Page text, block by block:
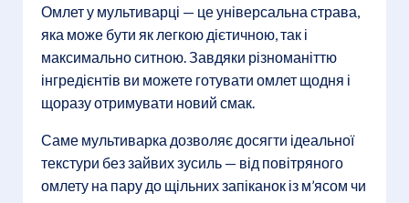
Омлет у мультиварці — це універсальна страва,
яка може бути як легкою дієтичною, так і
максимально ситною. Завдяки різноманіттю
інгредієнтів ви можете готувати омлет щодня і
щоразу отримувати новий смак.
Саме мультиварка дозволяє досягти ідеальної
текстури без зайвих зусиль — від повітряного
омлету на пару до щільних запіканок із м’ясом чи